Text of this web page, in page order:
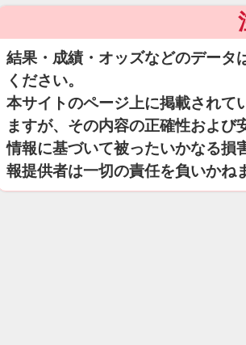
結果・成績・オッズなどのデータ
ください。
本サイトのページ上に掲載されて
ますが、その内容の正確性およ
情報に基づいて被ったいかなる損
報提供者は一切の責任を負いかね